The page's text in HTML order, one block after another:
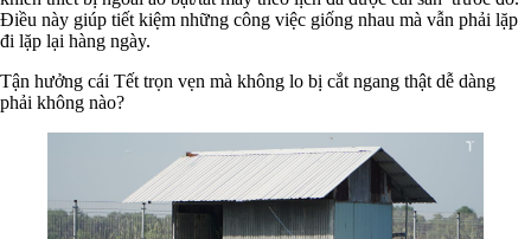
Điều này giúp tiết kiệm những công việc giống nhau mà vẫn phải lặp
đi lặp lại hàng ngày.
Tận hưởng cái Tết trọn vẹn mà không lo bị cắt ngang thật dễ dàng
phải không nào?